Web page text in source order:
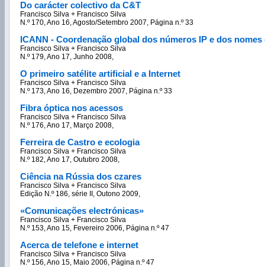
Do carácter colectivo da C&T
Francisco Silva + Francisco Silva
N.º 170, Ano 16, Agosto/Setembro 2007, Página n.º 33
ICANN - Coordenação global dos números IP e dos
Francisco Silva + Francisco Silva
N.º 179, Ano 17, Junho 2008,
O primeiro satélite artificial e a Internet
Francisco Silva + Francisco Silva
N.º 173, Ano 16, Dezembro 2007, Página n.º 33
Fibra óptica nos acessos
Francisco Silva + Francisco Silva
N.º 176, Ano 17, Março 2008,
Ferreira de Castro e ecologia
Francisco Silva + Francisco Silva
N.º 182, Ano 17, Outubro 2008,
Ciência na Rússia dos czares
Francisco Silva + Francisco Silva
Edição N.º 186, série II, Outono 2009,
«Comunicações electrónicas»
Francisco Silva + Francisco Silva
N.º 153, Ano 15, Fevereiro 2006, Página n.º 47
Acerca de telefone e internet
Francisco Silva + Francisco Silva
N.º 156, Ano 15, Maio 2006, Página n.º 47